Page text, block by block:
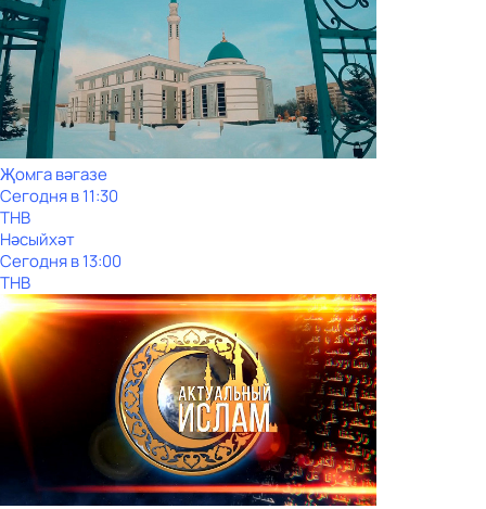
Җомга вәгазе
Сегодня в 11:30
ТНВ
Нәсыйхәт
Сегодня в 13:00
ТНВ